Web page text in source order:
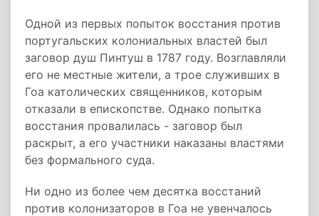
Одной из первых попыток восстания против
португальских колониальных властей был
заговор душ Пинтуш в 1787 году. Возглавляли
его не местные жители, а трое служивших в
Гоа католических священников, которым
отказали в епископстве. Однако попытка
восстания провалилась - заговор был
раскрыт, а его участники наказаны властями
без формального суда.
Ни одно из более чем десятка восстаний
против колонизаторов в Гоа не увенчалось